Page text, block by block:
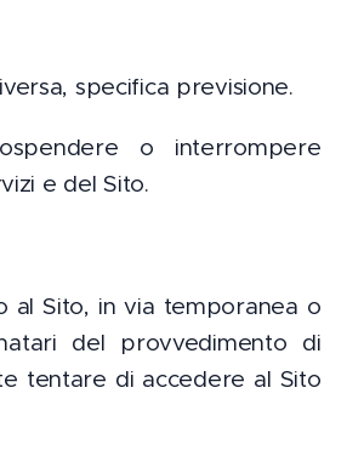
specifica previsione.
o interrompere
e del Sito.
al Sito, in via temporanea o
del provvedimento di
tentare di accedere al Sito